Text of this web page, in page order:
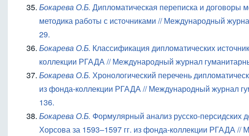
Бокарева О.Б. Дипломатическая переписка и договоры
методика работы с источниками // Международный
29.
Бокарева О.Б. Классификация дипломатических
коллекции РГАДА // Международный журнал
Бокарева О.Б. Хронологический перечень
из фонда-коллекции РГАДА // Международный журнал
136.
Бокарева О.Б. Формулярный анализ русско-персидских
Хорсова за 1593–1597 гг. из фонда-коллекции РГАДА //